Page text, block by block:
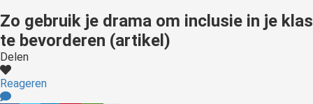
Zo gebruik je drama om inclusie in je klas
te bevorderen (artikel)
Delen
Reageren
gebruikt
te